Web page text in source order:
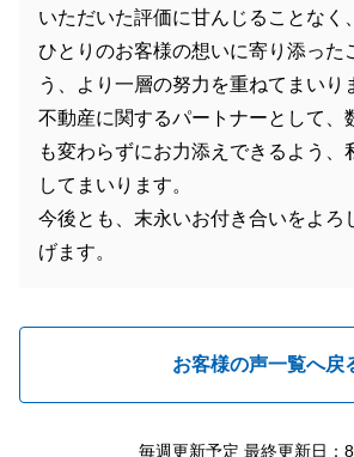
いただいた評価に甘んじることなく
ひとりのお客様の想いに寄り添った
う、より一層の努力を重ねてまいり
不動産に関するパートナーとして、
も変わらずにお力添えできるよう、
してまいります。
今後とも、末永いお付き合いをよろ
げます。
お客様の声一覧へ戻
毎週更新予定 最終更新日：